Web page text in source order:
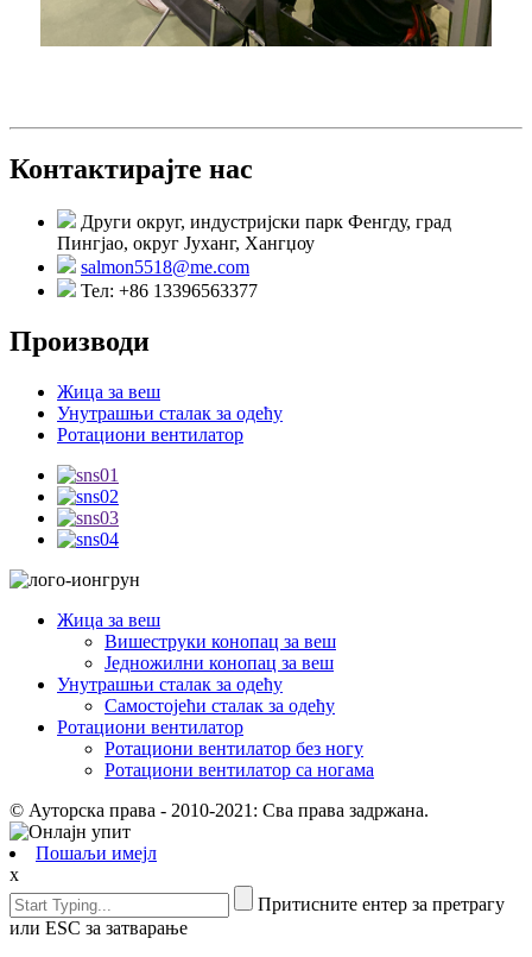
Контактирајте нас
Други округ, индустријски парк Фенгду, град
Пингјао, округ Јуханг, Хангџоу
salmon5518@me.com
Тел: +86 13396563377
Производи
Жица за веш
Унутрашњи сталак за одећу
Ротациони вентилатор
Жица за веш
Вишеструки конопац за веш
Једножилни конопац за веш
Унутрашњи сталак за одећу
Самостојећи сталак за одећу
Ротациони вентилатор
Ротациони вентилатор без ногу
Ротациони вентилатор са ногама
© Ауторска права - 2010-2021: Сва права задржана.
Пошаљи имејл
x
Притисните ентер за претрагу
или ESC за затварање